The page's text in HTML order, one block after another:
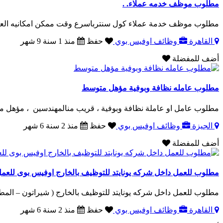
مطلوب موظف خدمه عملاء. .
مطلوب موظف خدمة عملاء كول سنترباسرع وقت ممكن امكانيه
القاهرة وظائف اوفيس بوي حفظ منذ 1 سنة 9 شهر
أضف للمفضلة
مطلوب عامله نظافة وبوفية مؤهل متوسط
مطلوب عامل او عاملة نظافة وبوفية ، قريب منالمهندسين ، مؤهل متوسطالسن من
الجيزة وظائف اوفيس بوي حفظ منذ 2 سنة 6 شهر
أضف للمفضلة
مطلوب للعمل داخل شركه يونايتد للتوظيف بالخارج اوفيس بوى
مطلوب للعمل داخل شركه يونايتد للتوظيف بالخارج ( شيراتون – المطار
القاهرة وظائف اوفيس بوي حفظ منذ 2 سنة 6 شهر